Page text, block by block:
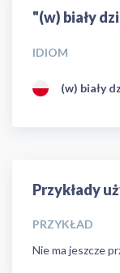
"(w) biały
IDIOM
(w) biały
Przykłady
PRZYKŁAD
Nie ma jeszcze